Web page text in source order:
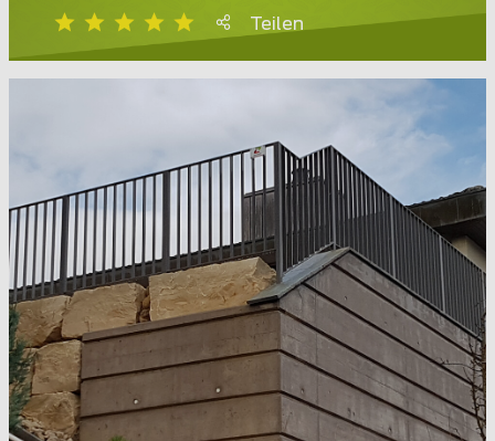
Teilen